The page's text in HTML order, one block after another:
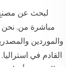
لبحث عن مصنع
مباشرة من. نحن
والموردين